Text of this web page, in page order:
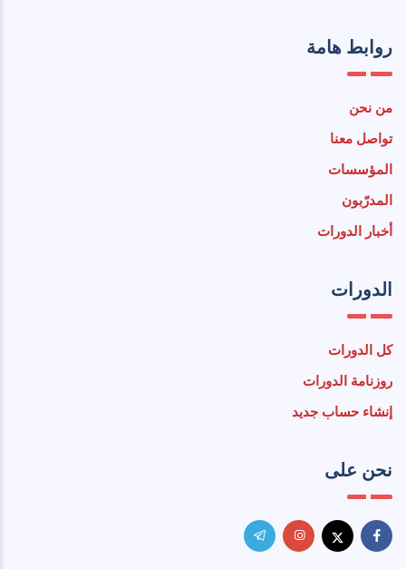
روابط هامة
من نحن
تواصل معنا
المؤسسات
المدرّبون
أخبار الدورات
الدورات
كل الدورات
روزنامة الدورات
إنشاء حساب جديد
نحن على